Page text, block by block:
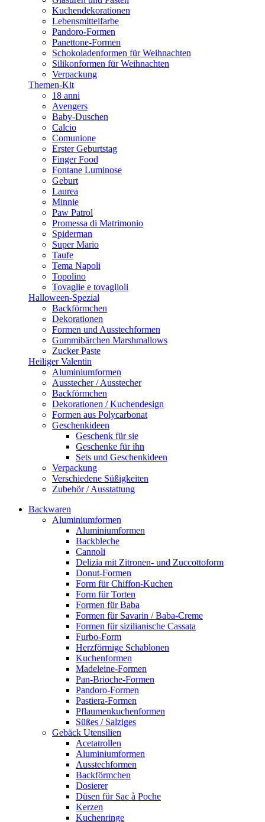
Kuchendekorationen
Lebensmittelfarbe
Pandoro-Formen
Panettone-Formen
Schokoladenformen für Weihnachten
Silikonformen für Weihnachten
Verpackung
Themen-Kit
18 anni
Avengers
Baby-Duschen
Calcio
Comunione
Erster Geburtstag
Finger Food
Fontane Luminose
Geburt
Laurea
Minnie
Paw Patrol
Promessa di Matrimonio
Spiderman
Super Mario
Taufe
Tema Napoli
Topolino
Tovaglie e tovaglioli
Halloween-Spezial
Backförmchen
Dekorationen
Formen und Ausstechformen
Gummibärchen Marshmallows
Zucker Paste
Heiliger Valentin
Aluminiumformen
Ausstecher / Ausstecher
Backförmchen
Dekorationen / Kuchendesign
Formen aus Polycarbonat
Geschenkideen
Geschenk für sie
Geschenke für ihn
Sets und Geschenkideen
Verpackung
Verschiedene Süßigkeiten
Zubehör / Ausstattung
Backwaren
Aluminiumformen
Aluminiumformen
Backbleche
Cannoli
Delizia mit Zitronen- und Zuccottoform
Donut-Formen
Form für Chiffon-Kuchen
Form für Torten
Formen für Baba
Formen für Savarin / Baba-Creme
Formen für sizilianische Cassata
Furbo-Form
Herzförmige Schablonen
Kuchenformen
Madeleine-Formen
Pan-Brioche-Formen
Pandoro-Formen
Pastiera-Formen
Pflaumenkuchenformen
Süßes / Salziges
Gebäck Utensilien
Acetatrollen
Aluminiumformen
Ausstechformen
Backförmchen
Dosierer
Düsen für Sac à Poche
Kerzen
Kuchenringe